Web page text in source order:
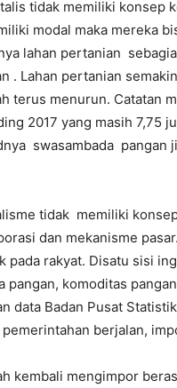
tidak memiliki konsep
modal maka mereka
lahan pertanian
. Lahan pertanian
terus menurun. Catatan
2017 yang masih 7,75
swasambada pangan
tidak memiliki
dan mekanisme
pada rakyat. Disatu sisi
pangan, komoditas
data Badan Pusat
berjalan,
kembali mengimpor